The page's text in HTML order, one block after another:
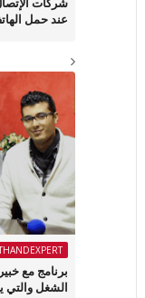
عند حمل
الشغل والتي